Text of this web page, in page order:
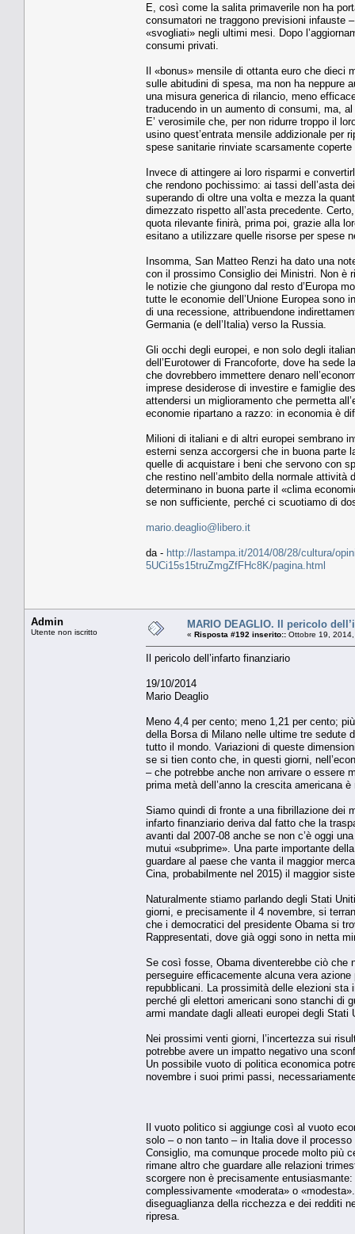
E, così come la salita primaverile non ha
consumatori ne traggono previsioni infauste
«svogliati» negli ultimi mesi. Dopo
consumi privati.
Il «bonus» mensile di ottanta euro che dieci
sulle abitudini di spesa, ma non ha neppure
una misura generica di rilancio, meno
traducendo in un aumento di consumi, ma,
E’ verosimile che, per non ridurre troppo il
usino quest’entrata mensile addizionale per
spese sanitarie rinviate scarsamente
Invece di attingere ai loro risparmi e
che rendono pochissimo: ai tassi dell’asta
superando di oltre una volta e mezza la
dimezzato rispetto all’asta precedente.
quota rilevante finirà, prima poi, grazie alla
esitano a utilizzare quelle risorse per spese
Insomma, San Matteo Renzi ha dato una
con il prossimo Consiglio dei Ministri. Non è
le notizie che giungono dal resto d’Europa
tutte le economie dell’Unione Europea
di una recessione, attribuendone
Germania (e dell’Italia) verso la Russia.
Gli occhi degli europei, e non solo degli
dell’Eurotower di Francoforte, dove ha sede
che dovrebbero immettere denaro
imprese desiderose di investire e famiglie
attendersi un miglioramento che permetta
economie ripartano a razzo: in economia è
Milioni di italiani e di altri europei sembrano
esterni senza accorgersi che in buona parte
quelle di acquistare i beni che servono con
che restino nell’ambito della normale
determinano in buona parte il «clima
se non sufficiente, perché ci scuotiamo di
mario.deaglio@libero.it
da - http://lastampa.it/2014/08/28/cultura/
5UCi15s15truZmgZfFHc8K/pagina.html
Admin
Utente non iscritto
MARIO DEAGLIO. Il pericolo
« Risposta #192 inserito:: Ottobre 19,
Il pericolo dell’infarto finanziario
19/10/2014
Mario Deaglio
Meno 4,4 per cento; meno 1,21 per cento;
della Borsa di Milano nelle ultime tre sedute
tutto il mondo. Variazioni di queste
se si tien conto che, in questi giorni,
– che potrebbe anche non arrivare o essere
prima metà dell’anno la crescita americana
Siamo quindi di fronte a una fibrillazione dei
infarto finanziario deriva dal fatto che la
avanti dal 2007-08 anche se non c’è oggi
mutui «subprime». Una parte importante
guardare al paese che vanta il maggior
Cina, probabilmente nel 2015) il maggior
Naturalmente stiamo parlando degli Stati
giorni, e precisamente il 4 novembre, si
che i democratici del presidente Obama si
Rappresentati, dove già oggi sono in netta
Se così fosse, Obama diventerebbe ciò che
perseguire efficacemente alcuna vera
repubblicani. La prossimità delle elezioni sta
perché gli elettori americani sono stanchi di
armi mandate dagli alleati europei degli
Nei prossimi venti giorni, l’incertezza sui
potrebbe avere un impatto negativo una
Un possibile vuoto di politica economica
novembre i suoi primi passi,
Il vuoto politico si aggiunge così al vuoto
solo – o non tanto – in Italia dove il
Consiglio, ma comunque procede molto più
rimane altro che guardare alle relazioni
scorgere non è precisamente
complessivamente «moderata» o
diseguaglianza della ricchezza e dei redditi
ripresa.